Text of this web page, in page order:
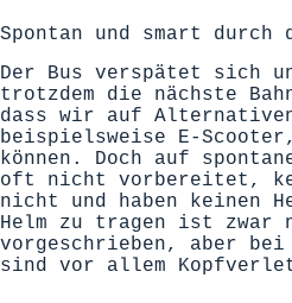
Spontan und smart
Der Bus verspätet sich
trotzdem die nächste
dass wir auf
beispielsweise E-
können. Doch auf
oft nicht vorbereitet,
nicht und haben keinen
Helm zu tragen ist zwar
vorgeschrieben, aber
sind vor allem